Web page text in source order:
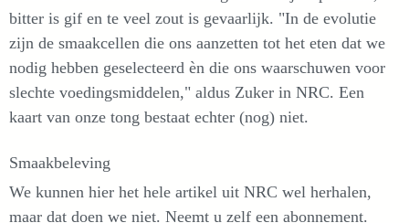
bitter is gif en te veel zout is gevaarlijk. "In de evolutie
zijn de smaakcellen die ons aanzetten tot het eten dat we
nodig hebben geselecteerd èn die ons waarschuwen voor
slechte voedingsmiddelen," aldus Zuker in NRC. Een
kaart van onze tong bestaat echter (nog) niet.
Smaakbeleving
We kunnen hier het hele artikel uit NRC wel herhalen,
maar dat doen we niet. Neemt u zelf een abonnement.